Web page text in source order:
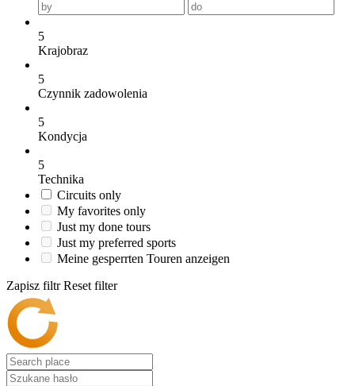
5
Krajobraz
5
Czynnik zadowolenia
5
Kondycja
5
Technika
Circuits only
My favorites only
Just my done tours
Just my preferred sports
Meine gesperrten Touren anzeigen
Zapisz filtr Reset filter